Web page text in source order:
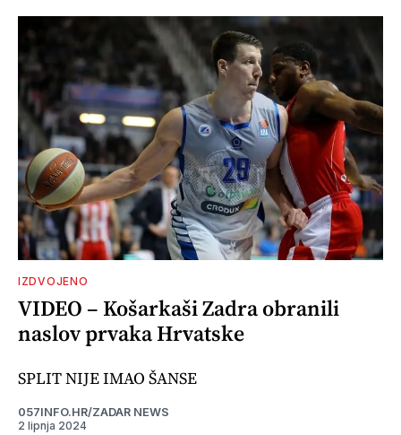
IZDVOJENO
VIDEO – Košarkaši Zadra obranili
naslov prvaka Hrvatske
SPLIT NIJE IMAO ŠANSE
057INFO.HR/ZADAR NEWS
2 lipnja 2024